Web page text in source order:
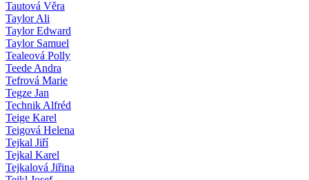
Tautová Věra
Taylor Ali
Taylor Edward
Taylor Samuel
Tealeová Polly
Teede Andra
Tefrová Marie
Tegze Jan
Technik Alfréd
Teige Karel
Teigová Helena
Tejkal Jiří
Tejkal Karel
Tejkalová Jiřina